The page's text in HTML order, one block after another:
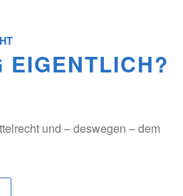
EIGENTLICH?
und – deswegen – dem